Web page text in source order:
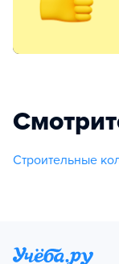
Строительные